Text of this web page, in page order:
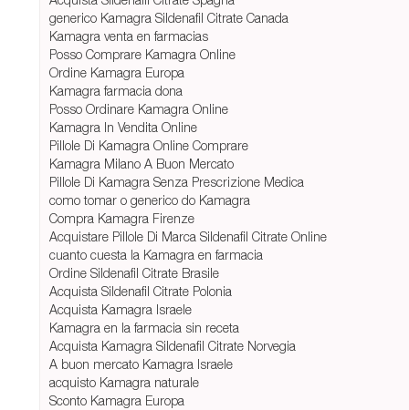
generico Kamagra Sildenafil Citrate Canada
Kamagra venta en farmacias
Posso Comprare Kamagra Online
Ordine Kamagra Europa
Kamagra farmacia dona
Posso Ordinare Kamagra Online
Kamagra In Vendita Online
Pillole Di Kamagra Online Comprare
Kamagra Milano A Buon Mercato
Pillole Di Kamagra Senza Prescrizione Medica
como tomar o generico do Kamagra
Compra Kamagra Firenze
Acquistare Pillole Di Marca Sildenafil Citrate Online
cuanto cuesta la Kamagra en farmacia
Ordine Sildenafil Citrate Brasile
Acquista Sildenafil Citrate Polonia
Acquista Kamagra Israele
Kamagra en la farmacia sin receta
Acquista Kamagra Sildenafil Citrate Norvegia
A buon mercato Kamagra Israele
acquisto Kamagra naturale
Sconto Kamagra Europa